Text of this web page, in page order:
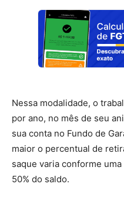
Nessa modalidade, o
por ano, no mês de seu
sua conta no Fundo de
maior o percentual de
saque varia conforme
50% do saldo.